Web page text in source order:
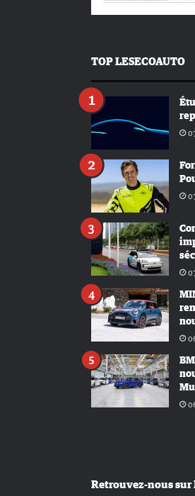
TOP LESECOAUTO
Retrouvez-nous sur